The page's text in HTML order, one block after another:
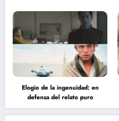
Elogio de la ingenuidad: en
defensa del relato puro